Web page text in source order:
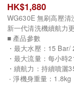
HK$1,880
WG630E 無刷高壓清
新一代清洗機續航力
■ 產品參數
・最大水壓：15 Bar/
・最大流量：每小時
・續航力：持續噴灑
‧ 淨機身重量：1.8kg